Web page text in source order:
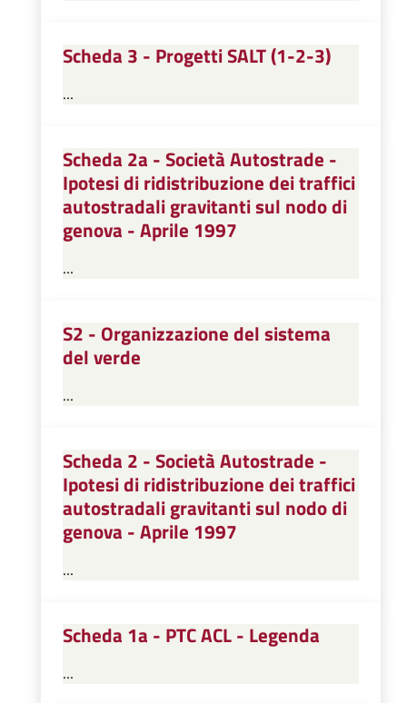
Scheda 3 - Progetti SALT (1-2-3)
...
Scheda 2a - Società Autostrade -
Ipotesi di ridistribuzione dei traffici
autostradali gravitanti sul nodo di
genova - Aprile 1997
...
S2 - Organizzazione del sistema
del verde
...
Scheda 2 - Società Autostrade -
Ipotesi di ridistribuzione dei traffici
autostradali gravitanti sul nodo di
genova - Aprile 1997
...
Scheda 1a - PTC ACL - Legenda
...